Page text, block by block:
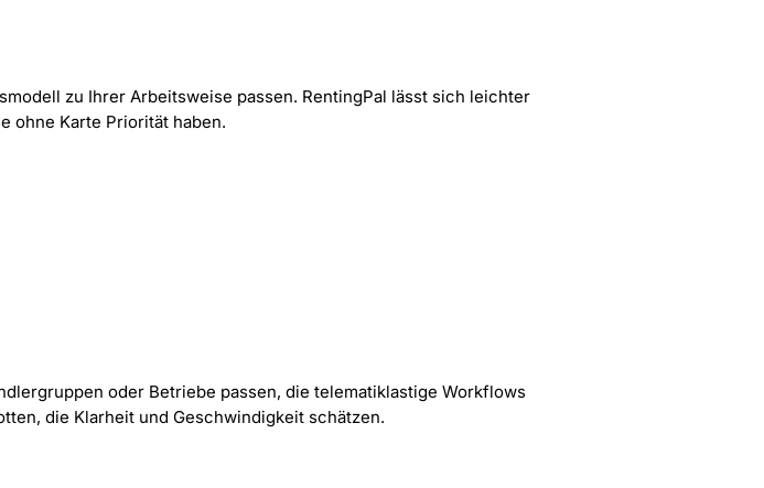
zu Ihrer Arbeitsweise passen. RentingPal lässt sich leichter
ohne Karte Priorität haben.
oder Betriebe passen, die telematiklastige Workflows
die Klarheit und Geschwindigkeit schätzen.